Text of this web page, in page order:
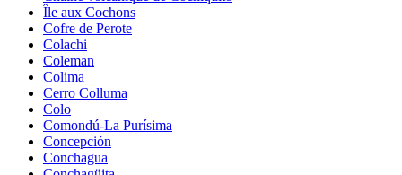
Île aux Cochons
Cofre de Perote
Colachi
Coleman
Colima
Cerro Colluma
Colo
Comondú-La Purísima
Concepción
Conchagua